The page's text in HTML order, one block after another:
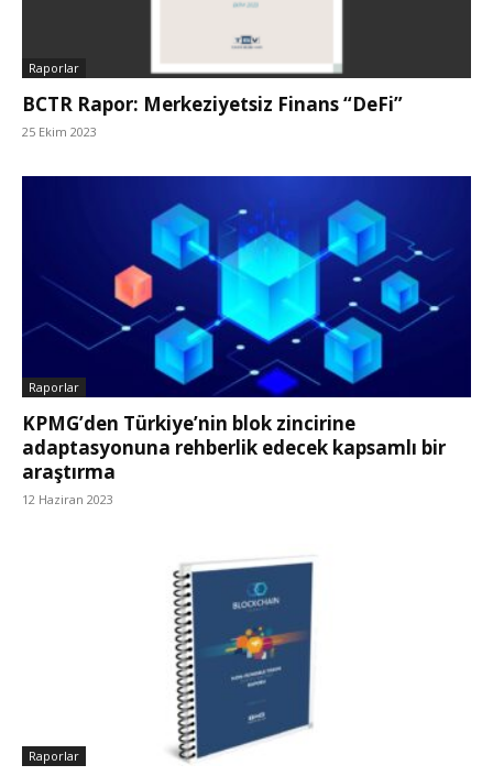
Raporlar
BCTR Rapor: Merkeziyetsiz Finans “DeFi”
25 Ekim 2023
Raporlar
KPMG’den Türkiye’nin blok zincirine
adaptasyonuna rehberlik edecek kapsamlı bir
araştırma
12 Haziran 2023
Raporlar